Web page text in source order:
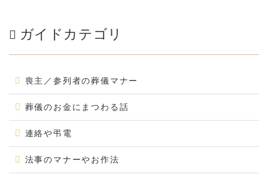
ガイドカテゴリ
喪主／参列者の葬儀マナー
葬儀のお金にまつわる話
連絡や弔電
法事のマナーやお作法